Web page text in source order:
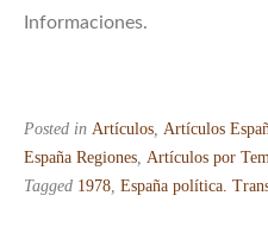
Informaciones.
Posted in Artículos Artículos
España Regiones Artículos por
Tagged 1978 España política.